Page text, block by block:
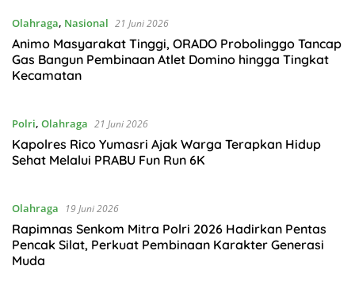
Olahraga, Nasional 21 Juni 2026
Animo Masyarakat Tinggi, ORADO Probolinggo Tancap
Gas Bangun Pembinaan Atlet Domino hingga Tingkat
Kecamatan
Polri, Olahraga 21 Juni 2026
Kapolres Rico Yumasri Ajak Warga Terapkan Hidup
Sehat Melalui PRABU Fun Run 6K
Olahraga 19 Juni 2026
Rapimnas Senkom Mitra Polri 2026 Hadirkan Pentas
Pencak Silat, Perkuat Pembinaan Karakter Generasi
Muda